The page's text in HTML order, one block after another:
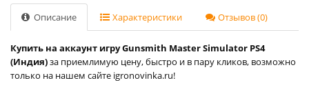
Описание Характеристики Отзывов (0)
Купить на аккаунт игру Gunsmith Master Simulator PS4
(Индия)за приемлимую цену, быстро и в пару кликов, возможно
только на нашем сайте igronovinka.ru!